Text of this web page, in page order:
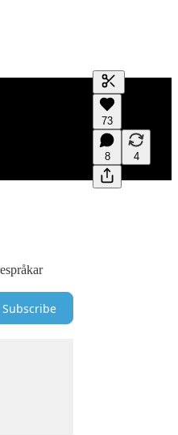
Generate
A transcript
editing.
73
8 4
Subscribe